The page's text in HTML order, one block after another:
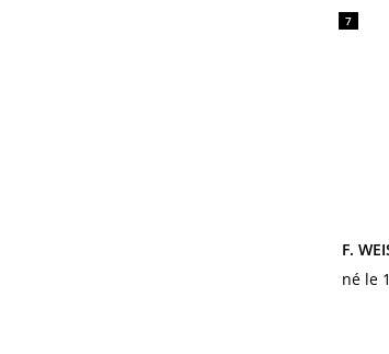
7
F.
né le